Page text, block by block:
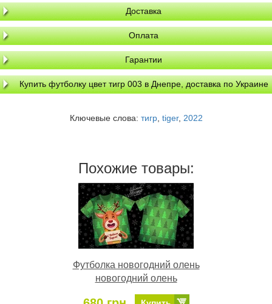
Доставка
Оплата
Гарантии
Купить футболку цвет тигр 003 в Днепре, доставка по Украине
Ключевые слова: тигр, tiger, 2022
Похожие товары:
Футболка новогодний олень
новогодний олень